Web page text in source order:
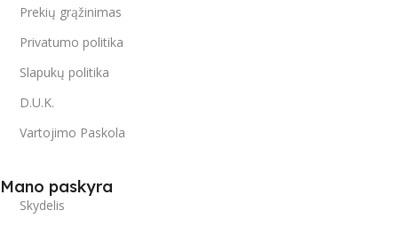
Prekių grąžinimas
Privatumo politika
Slapukų politika
D.U.K.
Vartojimo Paskola
Mano paskyra
Skydelis